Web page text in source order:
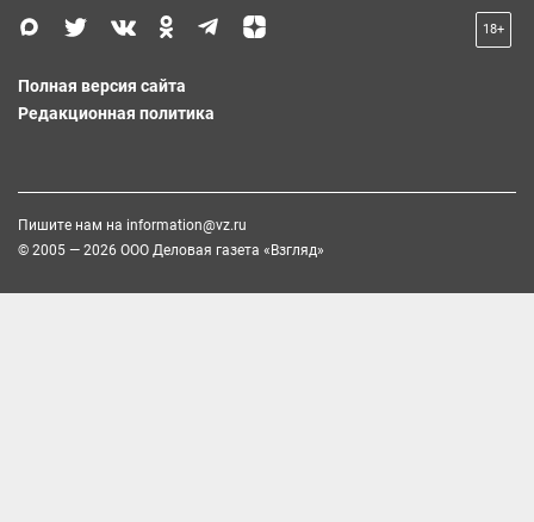
18+
Полная версия сайта
Редакционная политика
Пишите нам на information@vz.ru
© 2005 — 2026 ООО Деловая газета «Взгляд»